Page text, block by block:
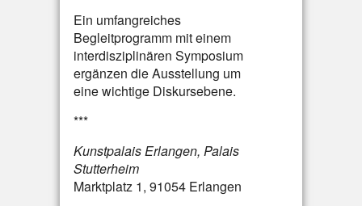
Ein umfangreiches
Begleitprogramm mit einem
interdisziplinären Symposium
ergänzen die Ausstellung um
eine wichtige Diskursebene.
***
Kunstpalais Erlangen, Palais
Stutterheim
Marktplatz 1, 91054 Erlangen